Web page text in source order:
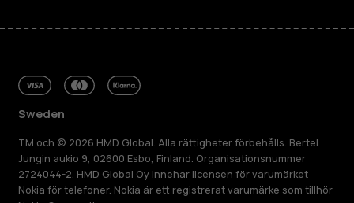
Sweden
TM och © 2026 HMD Global. Alla rättigheter förbehålls. Bertel
Jungin aukio 9, 02600 Esbo, Finland. Organisationsnummer
2724044-2. HMD Global Oy innehar licensen för varumärket
Nokia för telefoner. Nokia är ett registrerat varumärke som tillhör